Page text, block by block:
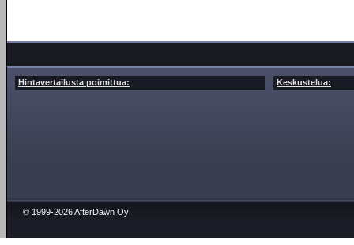
Hintavertailusta poimittua: Keskustelua:
© 1999-2026 AfterDawn Oy